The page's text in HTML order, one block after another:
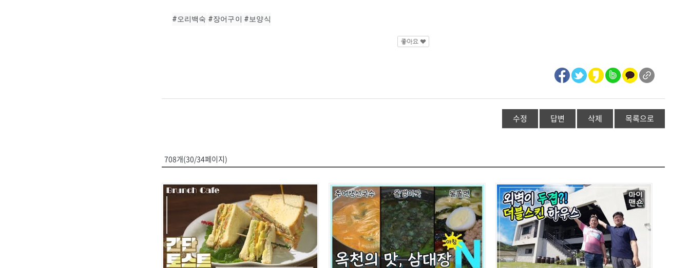
#오리백숙 #장어구이 #보양식
수정 답변 삭제 목록으로
708개(30/34페이지)